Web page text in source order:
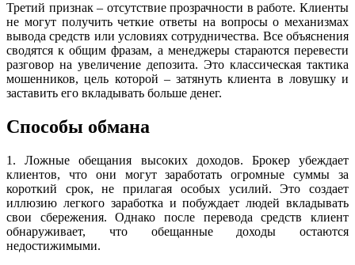
Третий признак – отсутствие прозрачности в работе. Клиенты
не могут получить четкие ответы на вопросы о механизмах
вывода средств или условиях сотрудничества. Все объяснения
сводятся к общим фразам, а менеджеры стараются перевести
разговор на увеличение депозита. Это классическая тактика
мошенников, цель которой – затянуть клиента в ловушку и
заставить его вкладывать больше денег.
Способы обмана
1. Ложные обещания высоких доходов. Брокер убеждает
клиентов, что они могут заработать огромные суммы за
короткий срок, не прилагая особых усилий. Это создает
иллюзию легкого заработка и побуждает людей вкладывать
свои сбережения. Однако после перевода средств клиент
обнаруживает, что обещанные доходы остаются
недостижимыми.